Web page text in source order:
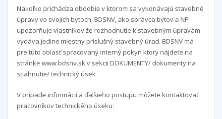
Nakoľko prichádza obdobie v ktorom sa vykonávajú stavebné
úpravy vo svojich bytoch, BDSNV, ako správca bytov a NP
upozorňuje vlastníkov že rozhodnutie k stavebným úpravám
vydáva jedine miestny príslušný stavebný úrad. BDSNV má
pre túto oblasť spracovaný interný pokyn ktorý nájdete na
stránke www.bdsnv.sk v sekcii DOKUMENTY/ dokumenty na
stiahnutie/ technický úsek
V prípade informácií a ďalšieho postupu môžete kontaktovať
pracovníkov technického úseku: